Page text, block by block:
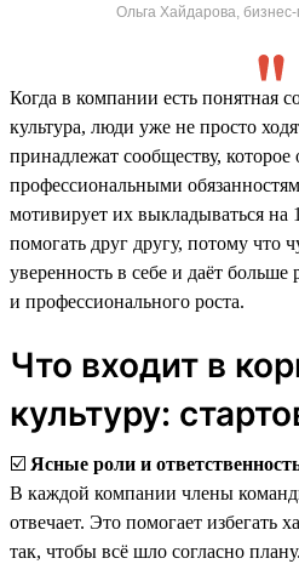
Ольга Хайдарова,
Когда в компании есть понятная
культура, люди уже не просто
принадлежат сообществу, которое
профессиональными
мотивирует их выкладываться на
помогать друг другу, потому что
уверенность в себе и даёт больше
и профессионального роста.
Что входит в
культуру:
☑️ Ясные роли и
В каждой компании члены
отвечает. Это помогает избегать
так, чтобы всё шло согласно плану.